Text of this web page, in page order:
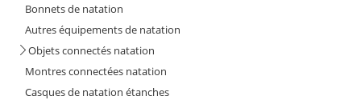
Bonnets de natation
Autres équipements de natation
Objets connectés natation
Montres connectées natation
Casques de natation étanches